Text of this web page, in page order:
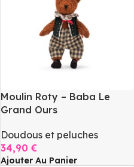
Moulin Roty – Baba Le
Grand Ours
Doudous et peluches
34,90€
Ajouter Au Panier